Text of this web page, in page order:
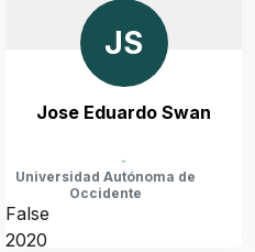
JS
Jose Eduardo Swan
-
Universidad Autónoma de
Occidente
False
2020